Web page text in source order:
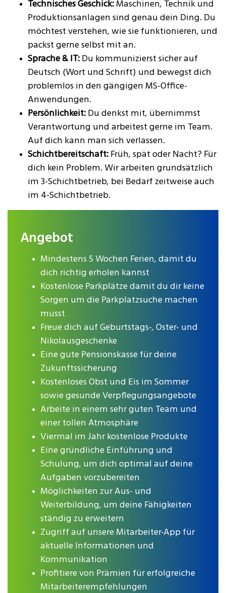
Technisches Geschick: Maschinen, Technik und
Produktionsanlagen sind genau dein Ding. Du
möchtest verstehen, wie sie funktionieren, und
packst gerne selbst mit an.
Sprache & IT: Du kommunizierst sicher auf
Deutsch (Wort und Schrift) und bewegst dich
problemlos in den gängigen MS-Office-
Anwendungen.
Persönlichkeit: Du denkst mit, übernimmst
Verantwortung und arbeitest gerne im Team.
Auf dich kann man sich verlassen.
Schichtbereitschaft: Früh, spät oder Nacht? Für
dich kein Problem. Wir arbeiten grundsätzlich
im 3-Schichtbetrieb, bei Bedarf zeitweise auch
im 4-Schichtbetrieb.
Angebot
Mindestens 5 Wochen Ferien, damit du
dich richtig erholen kannst
Kostenlose Parkplätze damit du dir keine
Sorgen um die Parkplatzsuche machen
musst
Freue dich auf Geburtstags-, Oster- und
Nikolausgeschenke
Eine gute Pensionskasse für deine
Zukunftssicherung
Kostenloses Obst und Eis im Sommer
sowie gesunde Verpflegungsangebote
Arbeite in einem sehr guten Team und
einer tollen Atmosphäre
Viermal im Jahr kostenlose Produkte
Eine gründliche Einführung und
Schulung, um dich optimal auf deine
Aufgaben vorzubereiten
Möglichkeiten zur Aus- und
Weiterbildung, um deine Fähigkeiten
ständig zu erweitern
Zugriff auf unsere Mitarbeiter-App für
aktuelle Informationen und
Kommunikation
Profitiere von Prämien für erfolgreiche
Mitarbeiterempfehlungen